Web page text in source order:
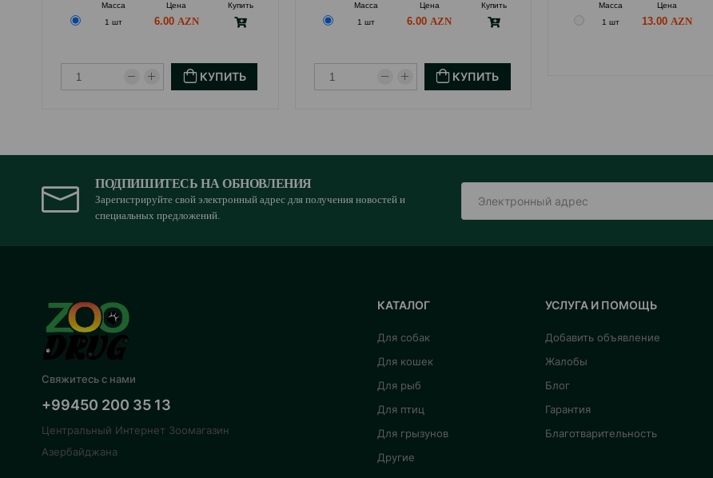
Масса Цена
Купить
1 шт
6.00
КУПИТЬ
Масса Цена
Купить
1 шт
6.00
КУПИТЬ
Масса Цена
1 шт
13.00
ПОДПИШИТЕСЬ НА ОБНОВЛЕНИЯ
Зарегистрируйте свой электронный адрес для получения новостей и
специальных предложений.
Свяжитесь с нами
+99450 200 35 13
Центральный Интернет Зоомагазин
Азербайджана
КАТАЛОГ
Для собак
Для кошек
Для рыб
Для птиц
Для грызунов
Другие
УСЛУГА И ПОМОЩЬ
Добавить объявление
Жалобы
Блог
Гарантия
Благотварительность